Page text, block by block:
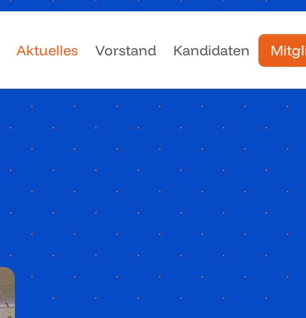
Aktuelles Vorstand Kandidaten